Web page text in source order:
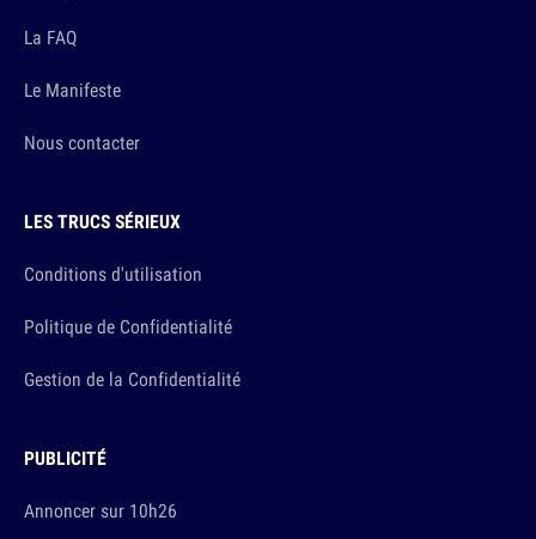
La FAQ
Le Manifeste
Nous contacter
LES TRUCS SÉRIEUX
Conditions d'utilisation
Politique de Confidentialité
Gestion de la Confidentialité
PUBLICITÉ
Annoncer sur 10h26